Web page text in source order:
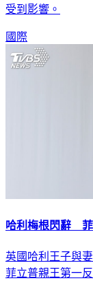
受到影響。
國際
哈利梅根閃辭 菲
英國哈利王子與
菲立普親王第一